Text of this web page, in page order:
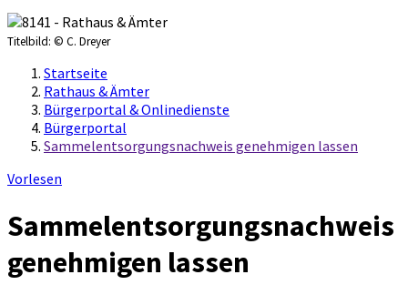
Titelbild: © C. Dreyer
Startseite
Rathaus & Ämter
Bürgerportal & Onlinedienste
Bürgerportal
Sammelentsorgungsnachweis genehmigen lassen
Vorlesen
Sammelentsorgungsnachweis
genehmigen lassen